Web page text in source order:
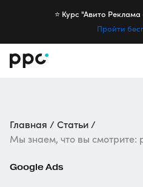
⭐️ Курс "Авито
Пройти
Главная
Статьи
Мы знаем, что вы смотрите:
Google Ads